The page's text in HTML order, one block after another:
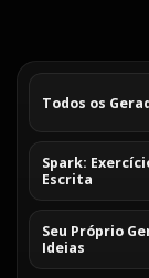
Todos os
Spark:
Escrita
Seu Próprio
Ideias